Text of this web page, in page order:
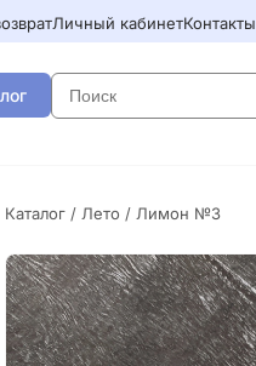
Личный кабинетКонтакты
Каталог / Лето / Лимон №3